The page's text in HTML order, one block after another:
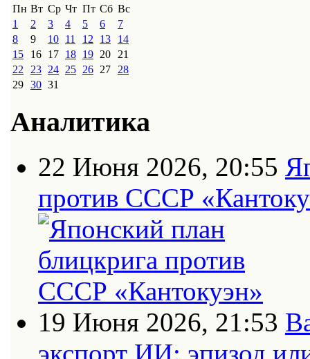
Пн Вт Ср Чт Пт Сб Вс
1
2 3 4 5 6
7
8
9 10 11 12 13
14
15
16 17 18 19 20
21
22
23 24 25 26 27
28
29 30 31
Аналитика
22 Июня 2026, 20:55
против СССР
19 Июня 2026, 21:53